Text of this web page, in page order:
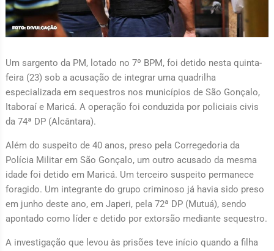
Um sargento da PM, lotado no 7º BPM, foi detido nesta quinta-
feira (23) sob a acusação de integrar uma quadrilha
especializada em sequestros nos municípios de São Gonçalo,
Itaboraí e Maricá. A operação foi conduzida por policiais civis
da 74ª DP (Alcântara).
Além do suspeito de 40 anos, preso pela Corregedoria da
Polícia Militar em São Gonçalo, um outro acusado da mesma
idade foi detido em Maricá. Um terceiro suspeito permanece
foragido. Um integrante do grupo criminoso já havia sido preso
em junho deste ano, em Japeri, pela 72ª DP (Mutuá), sendo
apontado como líder e detido por extorsão mediante sequestro.
A investigação que levou às prisões teve início quando a filha